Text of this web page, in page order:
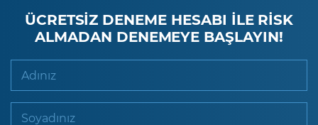
ÜCRETSİZ DENEME HESABI İLE RİSK
ALMADAN DENEMEYE BAŞLAYIN!
Adınız
Soyadınız